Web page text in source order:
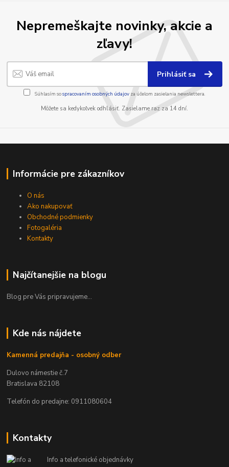
Nepremeškajte novinky, akcie a
zľavy!
Prihlásiť sa
Súhlasím sospracovaním osobných údajov za účelom zasielania newslettera.
Môžete sa kedykoľvek odhlásiť. Zasielame raz za 14 dní.
Informácie pre zákazníkov
O nás
Ako nakupovať
Obchodné podmienky
Fotogaléria
Kontakty
Najčítanejšie na blogu
Blog pre Vás pripravujeme...
Kde nás nájdete
Kamenná predajňa - osobný odber
Dulovo námestie č.7
Bratislava 82108
Telefón do predajne: 0911080604
Kontakty
Info a telefonické objednávky